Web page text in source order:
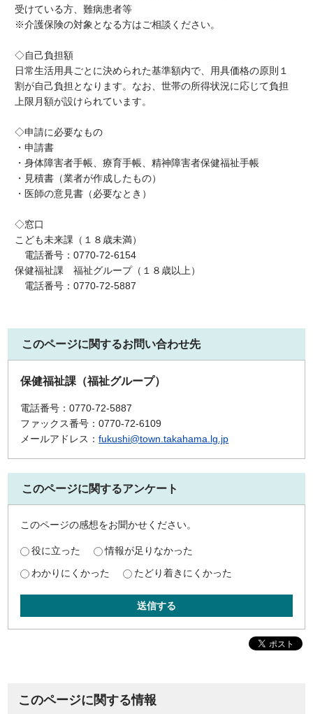
受けている方、難病患者等
※介護保険の対象となる方はご相談ください。
◇自己負担額
日常生活用具ごとに決められた基準額内で、用具価格の原則１
割が自己負担となります。なお、世帯の所得状況に応じて負担
上限月額が設けられています。
◇申請に必要なもの
・申請書
・身体障害者手帳、療育手帳、精神障害者保健福祉手帳
・見積書（業者が作成したもの）
・医師の意見書（必要なとき）
◇窓口
こども未来課（１８歳未満）
電話番号：0770-72-6154
保健福祉課 福祉グループ（１８歳以上）
電話番号：0770-72-5887
このページに関するお問い合わせ先
保健福祉課（福祉グループ）
電話番号：0770-72-5887
ファックス番号：0770-72-6109
メールアドレス：fukushi@town.takahama.lg.jp
このページに関するアンケート
このページの感想をお聞かせください。
役に立った
情報が足りなかった
わかりにくかった
たどり着きにくかった
送信する
このページに関する情報